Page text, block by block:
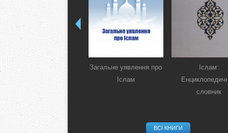
Загальне уявлення про
Іслам
Іслам:
словник
ВСІ КНИГИ